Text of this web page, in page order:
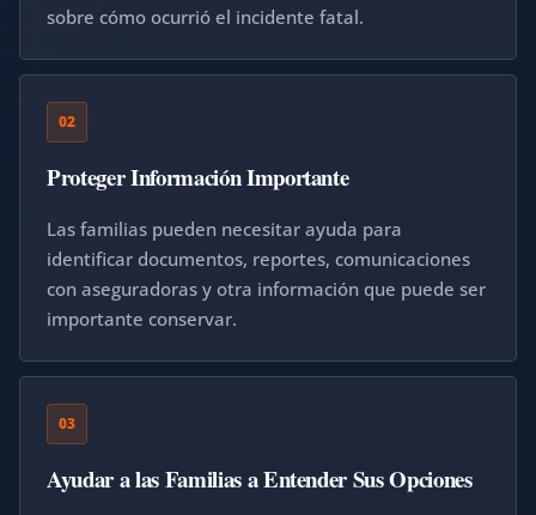
sobre cómo ocurrió el incidente fatal.
02
Proteger Información Importante
Las familias pueden necesitar ayuda para
identificar documentos, reportes, comunicaciones
con aseguradoras y otra información que puede ser
importante conservar.
03
Ayudar a las Familias a Entender Sus Opciones